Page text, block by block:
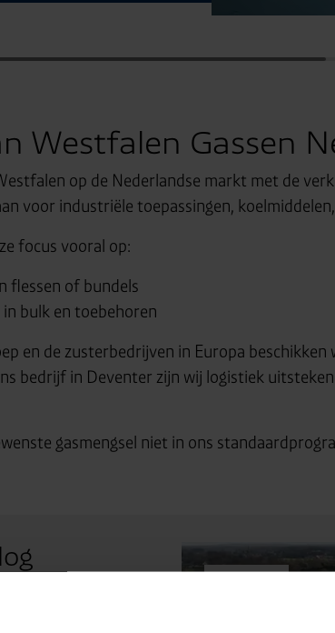
Westfalen Gassen
op de Nederlandse markt met de
voor industriële toepassingen,
focus vooral op:
flessen of bundels
in bulk en toebehoren
en de zusterbedrijven in Europa
bedrijf in Deventer zijn wij logistiek
gasmengsel niet in ons